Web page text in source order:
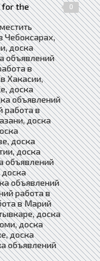
for the
0
Чебоксарах,
доска
объявлений
в
Хакасии,
доска
объявлений
работа в
доска
доска
доска
объявлений
доска
объявлений
работа в
в Марий
доска
доска
доска
объявлений